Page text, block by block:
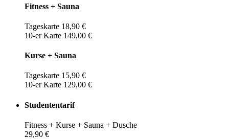
Fitness + Sauna
Tageskarte 18,90 €
10-er Karte 149,00 €
Kurse + Sauna
Tageskarte 15,90 €
10-er Karte 129,00 €
Studententarif
Fitness + Kurse + Sauna + Dusche
29,90 €